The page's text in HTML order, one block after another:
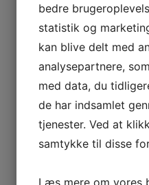
👉 Kl. 10.40 - Børn Luft
👉 Kl. 12.00 - Åben cal. 22
👉 Kl. 12.40 - Stilling Luft
👉 Kl. 14.00 - Senior Luft
👉 Kl. 14.40 - Junior cal. 22
2023/2024
riffel, for både cal .22 og
bedre
statistik og
kan blive delt med
analysepartnere,
med data, du
de har indsamlet
tjenester. Ved at
samtykke til disse
Læs mere om vores